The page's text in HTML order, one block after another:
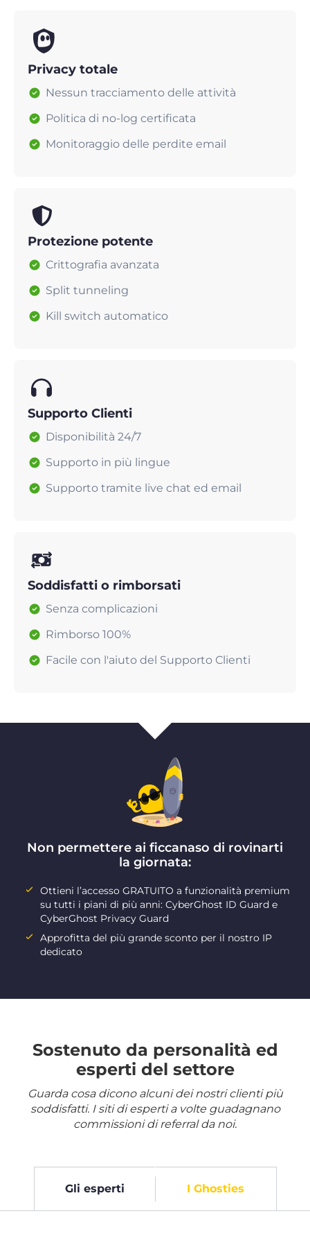
Privacy totale
Nessun tracciamento delle attività
Politica di no-log certificata
Monitoraggio delle perdite email
Protezione potente
Crittografia avanzata
Split tunneling
Kill switch automatico
Supporto Clienti
Disponibilità 24/7
Supporto in più lingue
Supporto tramite live chat ed email
Soddisfatti o rimborsati
Senza complicazioni
Rimborso 100%
Facile con l'aiuto del Supporto Clienti
Non permettere ai ficcanaso di rovinarti
la giornata:
Ottieni l’accesso GRATUITO a funzionalità premium
su tutti i piani di più anni: CyberGhost ID Guard e
CyberGhost Privacy Guard
Approfitta del più grande sconto per il nostro IP
dedicato
Sostenuto da personalità ed
esperti del settore
Guarda cosa dicono alcuni dei nostri clienti più
soddisfatti. I siti di esperti a volte guadagnano
commissioni di referral da noi.
Gli esperti I Ghosties